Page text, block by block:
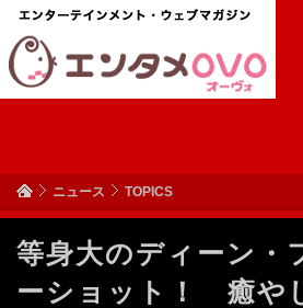
ニュース TOPICS
等身大のディーン・
ーショット！ 癒や